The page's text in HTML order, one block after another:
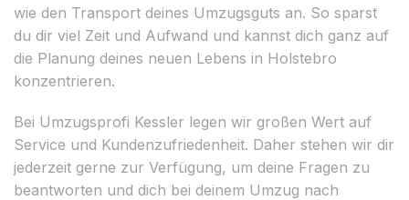
wie den Transport deines Umzugsguts an. So sparst
du dir viel Zeit und Aufwand und kannst dich ganz auf
die Planung deines neuen Lebens in Holstebro
konzentrieren.
Bei Umzugsprofi Kessler legen wir großen Wert auf
Service und Kundenzufriedenheit. Daher stehen wir dir
jederzeit gerne zur Verfügung, um deine Fragen zu
beantworten und dich bei deinem Umzug nach